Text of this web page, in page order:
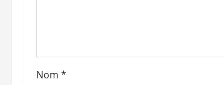
a
Nom *